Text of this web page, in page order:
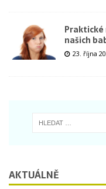
našich
23. října
AKTUÁLNĚ